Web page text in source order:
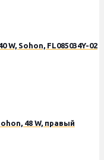
W, Sohon, FL085034Y-02
48 W, правый